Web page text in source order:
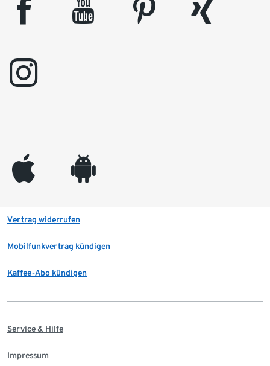
facebook youtube pinterest
xing
instagram
appleinc android
Vertrag widerrufen
Mobilfunkvertrag kündigen
Kaffee-Abo kündigen
Service & Hilfe
Impressum